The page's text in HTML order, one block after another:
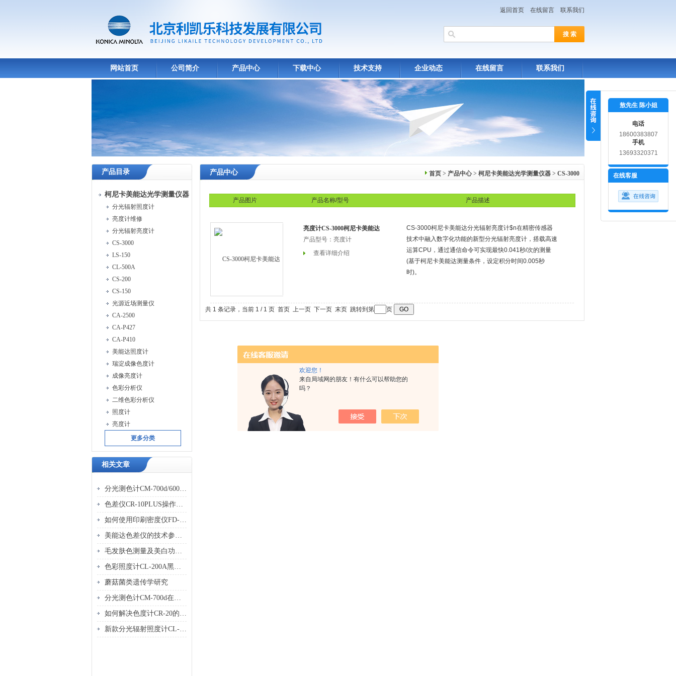
欢迎您！
来自局域网的朋友！有什么可以帮助您的
吗？
返回首页 在线留言 联系我们
网站首页 公司简介 产品中心 下载中心 技术支持 企业动态 在线留言 联系我们
产品目录
柯尼卡美能达光学测量仪器
分光辐射照度计
亮度计维修
分光辐射亮度计
CS-3000
LS-150
CL-500A
CS-200
CS-150
光源近场测量仪
CA-2500
CA-P427
CA-P410
美能达照度计
瑞淀成像色度计
成像亮度计
色彩分析仪
二维色彩分析仪
照度计
亮度计
更多分类
相关文章
分光测色计CM-700d/600d系列停产通知
色差仪CR-10PLUS操作使用
如何使用印刷密度仪FD-5优化印刷质量？
美能达色差仪的技术参数介绍
毛发肤色测量及美白功效检测
色彩照度计CL-200A黑白板校正的重要性与步骤
蘑菇菌类遗传学研究
分光测色计CM-700d在环境监测中的色彩分析技术
如何解决色度计CR-20的光源偏差问题？
新款分光辐射照度计CL-700A 适用低照度和宽波长范围的快速光测量方案
首页 > 产品中心> 柯尼卡美能达光学测量仪器 > CS-3000
产品中心
产品图片 产品名称/型号 产品描述
亮度计CS-3000柯尼卡美能达
产品型号：亮度计
查看详细介绍
CS-3000柯尼卡美能达分光辐射亮度计$n在精密传感器
技术中融入数字化功能的新型分光辐射亮度计，搭载高速
运算CPU，通过通信命令可实现最快0.041秒/次的测量
(基于柯尼卡美能达测量条件，设定积分时间0.005秒
时)。
共 1 条记录，当前 1 / 1 页 首页 上一页 下一页 末页 跳转到第 页
敖先生 陈小姐
电话
18600383807
手机
13693320371
在线客服